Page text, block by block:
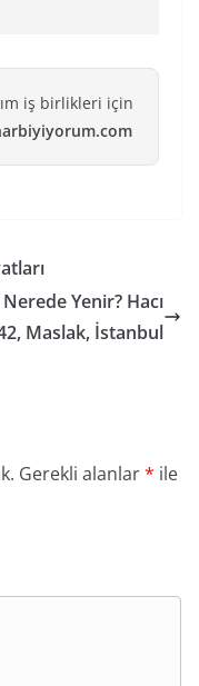
iş birlikleri için
Nerede Yenir? Hacı
Maslak, İstanbul
Gerekli alanlar* ile